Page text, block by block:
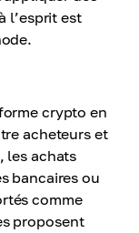
l’esprit est
crypto en
acheteurs et
les achats
bancaires ou
comme
proposent